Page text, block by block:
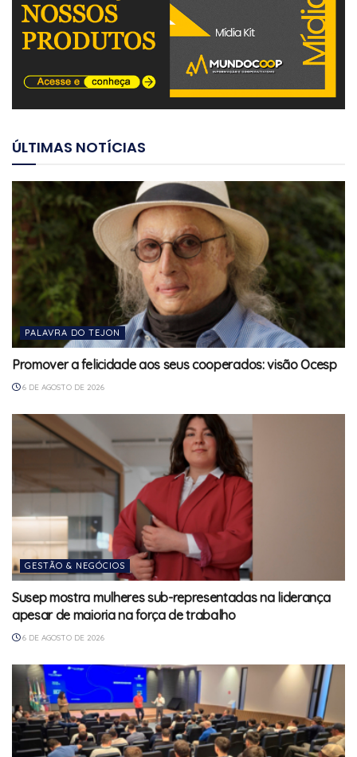
ÚLTIMAS NOTÍCIAS
PALAVRA DO TEJON
Promover a felicidade aos seus cooperados: visão Ocesp
6 DE AGOSTO DE 2026
GESTÃO & NEGÓCIOS
Susep mostra mulheres sub-representadas na liderança
apesar de maioria na força de trabalho
6 DE AGOSTO DE 2026